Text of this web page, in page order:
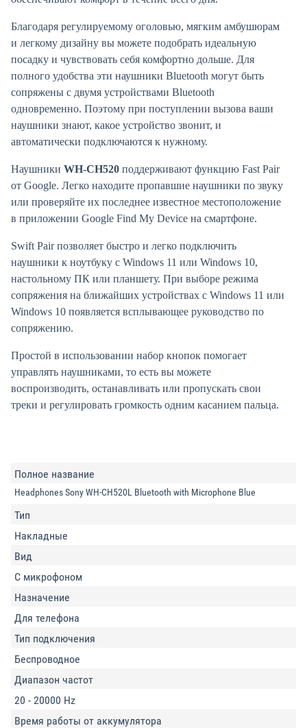
Благодаря регулируемому оголовью, мягким амбушюрам
и легкому дизайну вы можете подобрать идеальную
посадку и чувствовать себя комфортно дольше. Для
полного удобства эти наушники Bluetooth могут быть
сопряжены с двумя устройствами Bluetooth
одновременно. Поэтому при поступлении вызова ваши
наушники знают, какое устройство звонит, и
автоматически подключаются к нужному.
Наушники WH-CH520 поддерживают функцию Fast Pair
от Google. Легко находите пропавшие наушники по звуку
или проверяйте их последнее известное местоположение
в приложении Google Find My Device на смартфоне.
Swift Pair позволяет быстро и легко подключить
наушники к ноутбуку с Windows 11 или Windows 10,
настольному ПК или планшету. При выборе режима
сопряжения на ближайших устройствах с Windows 11 или
Windows 10 появляется всплывающее руководство по
сопряжению.
Простой в использовании набор кнопок помогает
управлять наушниками, то есть вы можете
воспроизводить, останавливать или пропускать свои
треки и регулировать громкость одним касанием пальца.
Полное название
Headphones Sony WH-CH520L Bluetooth with Microphone Blue
Тип
Накладные
Вид
С микрофоном
Назначение
Для телефона
Тип подключения
Беспроводное
Диапазон частот
20 - 20000 Hz
Время работы от аккумулятора